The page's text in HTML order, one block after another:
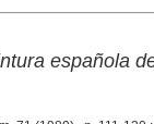
española